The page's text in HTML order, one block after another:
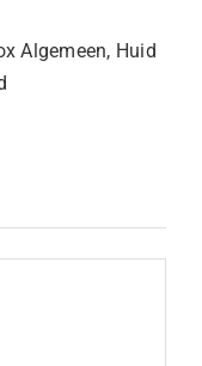
Algemeen, Huid